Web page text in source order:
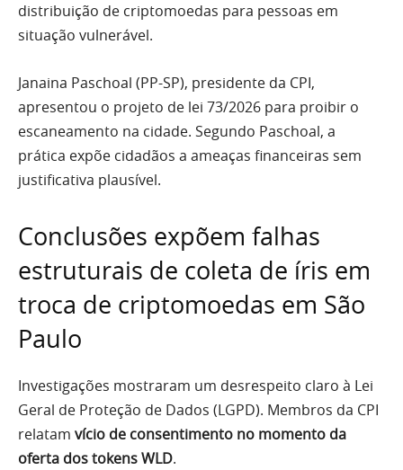
distribuição de criptomoedas para pessoas em
situação vulnerável.
Janaina Paschoal (PP-SP), presidente da CPI,
apresentou o projeto de lei 73/2026 para proibir o
escaneamento na cidade. Segundo Paschoal, a
prática expõe cidadãos a ameaças financeiras sem
justificativa plausível.
Conclusões expõem falhas
estruturais de coleta de íris em
troca de criptomoedas em São
Paulo
Investigações mostraram um desrespeito claro à Lei
Geral de Proteção de Dados (LGPD). Membros da CPI
relatam vício de consentimento no momento da
oferta dos tokens WLD.